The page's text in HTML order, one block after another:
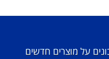
על מוצרים חדשים